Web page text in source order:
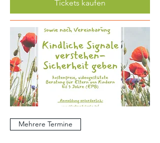
Tickets kaufen
Mehrere Termine